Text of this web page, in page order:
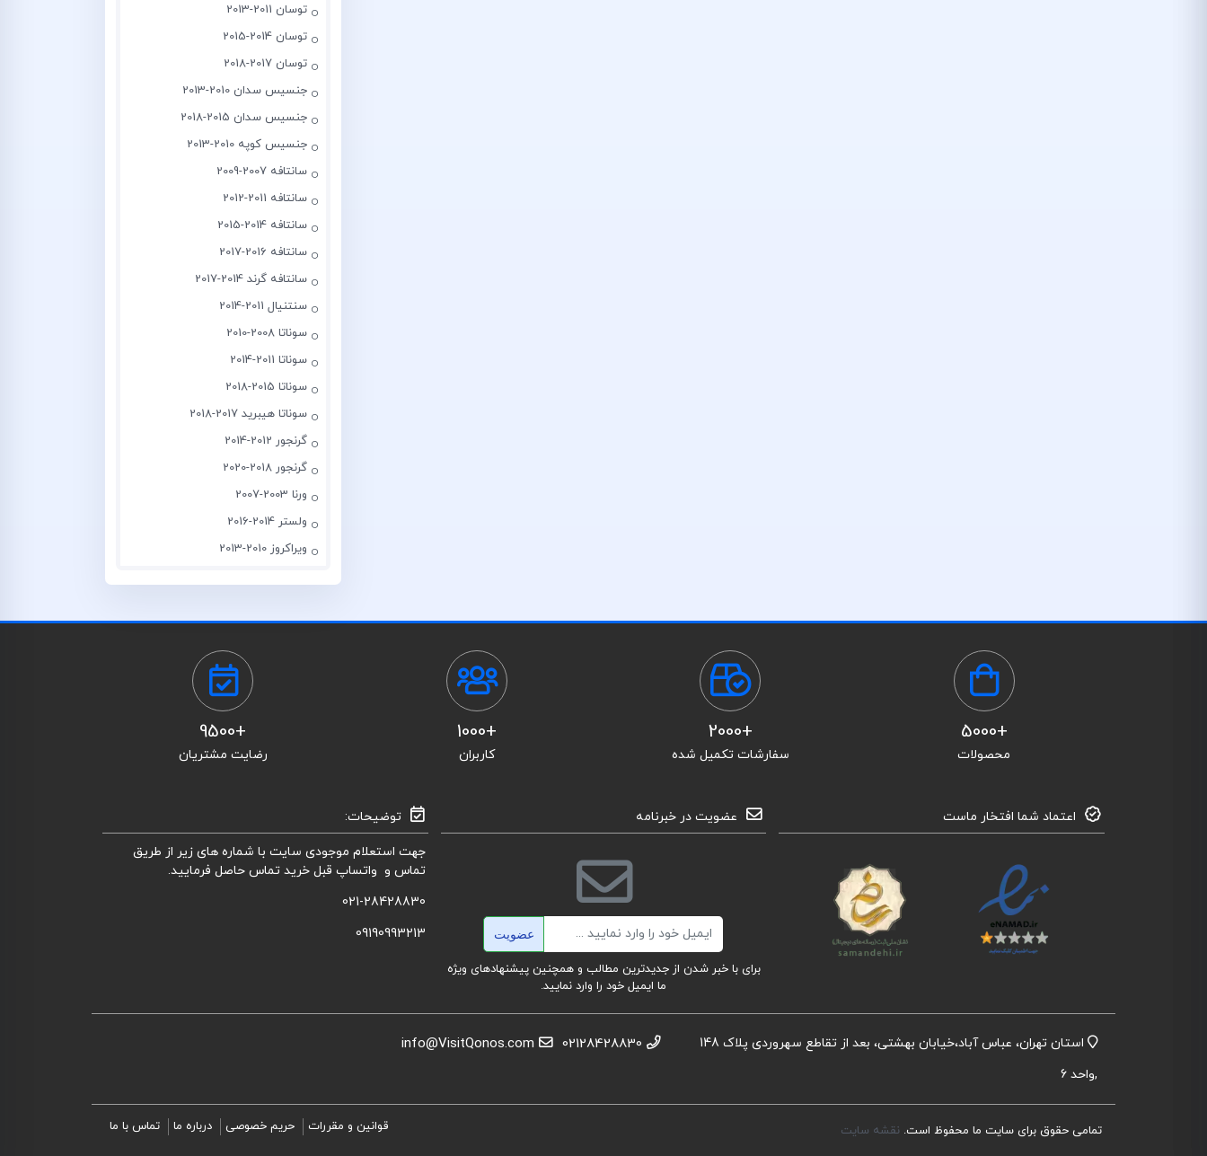
توسان 2011-2013
توسان 2014-2015
توسان 2017-2018
جنسیس سدان 2010-2013
جنسیس سدان 2015-2018
جنسیس کوپه 2010-2013
سانتافه 2007-2009
سانتافه 2011-2012
سانتافه 2014-2015
سانتافه 2016-2017
سانتافه گرند 2014-2017
سنتنیال 2011-2014
سوناتا 2008-2010
سوناتا 2011-2014
سوناتا 2015-2018
سوناتا هیبرید 2017-2018
گرنجور 2012-2014
گرنجور 2018-2020
ورنا 2003-2007
ولستر 2014-2016
ویراکروز 2010-2013
+5000
محصولات
+2000
سفارشات تکمیل شده
+1000
کاربران
+9500
رضایت مشتریان
اعتماد شما افتخار ماست عضویت در خبرنامه
ایمیل عضویت
برای با خبر شدن از جدیدترین مطالب و همچنین پیشنهادهای ویژه
ما ایمیل خود را وارد نمایید.
توضیحات:
جهت استعلام موجودی سایت با شماره های زیر از طریق
تماس و واتساپ قبل خرید تماس حاصل فرمایید.
021-28428830
09190993213
استان تهران، عباس آباد،خیابان بهشتی، بعد از تقاطع سهروردی پلاک 148
,واحد 6
02128428830
info@VisitQonos.com
تمامی حقوق برای سایت ما محفوظ است. نقشه سایت قوانین و مقررات حریم خصوصی درباره ما تماس با ما